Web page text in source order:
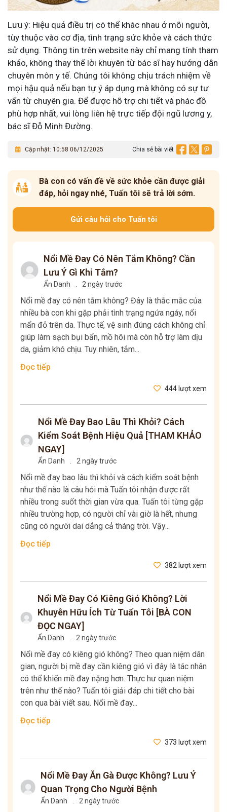
Lưu ý: Hiệu quả điều trị có thể khác nhau ở mỗi người,
tùy thuộc vào cơ địa, tình trạng sức khỏe và cách thức
sử dụng. Thông tin trên website này chỉ mang tính tham
khảo, không thay thế lời khuyên từ bác sĩ hay hướng dẫn
chuyên môn y tế. Chúng tôi không chịu trách nhiệm về
mọi hậu quả nếu bạn tự ý áp dụng mà không có sự tư
vấn từ chuyên gia. Để được hỗ trợ chi tiết và phác đồ
phù hợp nhất, vui lòng liên hệ trực tiếp đội ngũ lương y,
bác sĩ Đỗ Minh Đường.
Cập nhật: 10:58 06/12/2025 Chia sẻ bài viết
Bà con có vấn đề về sức khỏe cần được giải
đáp, hỏi ngay nhé, Tuấn tôi sẽ trả lời sớm.
Gửi câu hỏi cho Tuấn tôi
Nổi Mề Đay Có Nên Tắm Không? Cần
Lưu Ý Gì Khi Tắm?
Ẩn Danh 2 ngày trước
Nổi mề đay có nên tắm không? Đây là thắc mắc của
nhiều bà con khi gặp phải tình trạng ngứa ngáy, nổi
mẩn đỏ trên da. Thực tế, vệ sinh đúng cách không chỉ
giúp làm sạch bụi bẩn, mồ hôi mà còn hỗ trợ làm dịu
da, giảm khó chịu. Tuy nhiên, tắm...
Đọc tiếp
444 lượt xem
Nổi Mề Đay Bao Lâu Thì Khỏi? Cách
Kiểm Soát Bệnh Hiệu Quả [THAM KHẢO
NGAY]
Ẩn Danh 2 ngày trước
Nổi mề đay bao lâu thì khỏi và cách kiểm soát bệnh
như thế nào là câu hỏi mà Tuấn tôi nhận được rất
nhiều trong suốt thời gian vừa qua. Tuấn tôi từng gặp
nhiều trường hợp, có người chỉ vài giờ là hết, nhưng
cũng có người dai dẳng cả tháng trời. Vậy...
Đọc tiếp
382 lượt xem
Nổi Mề Đay Có Kiêng Gió Không? Lời
Khuyên Hữu Ích Từ Tuấn Tôi [BÀ CON
ĐỌC NGAY]
Ẩn Danh 2 ngày trước
Nổi mề đay có kiêng gió không? Theo quan niệm dân
gian, người bị mề đay cần kiêng gió vì đây là tác nhân
có thể khiến mề đay nặng hơn. Thực hư quan niệm
trên như thế nào? Tuấn tôi giải đáp chi tiết cho bài
con qua bài viết sau. Nổi mề đay...
Đọc tiếp
373 lượt xem
Nổi Mề Đay Ăn Gà Được Không? Lưu Ý
Quan Trọng Cho Người Bệnh
Ẩn Danh 2 ngày trước